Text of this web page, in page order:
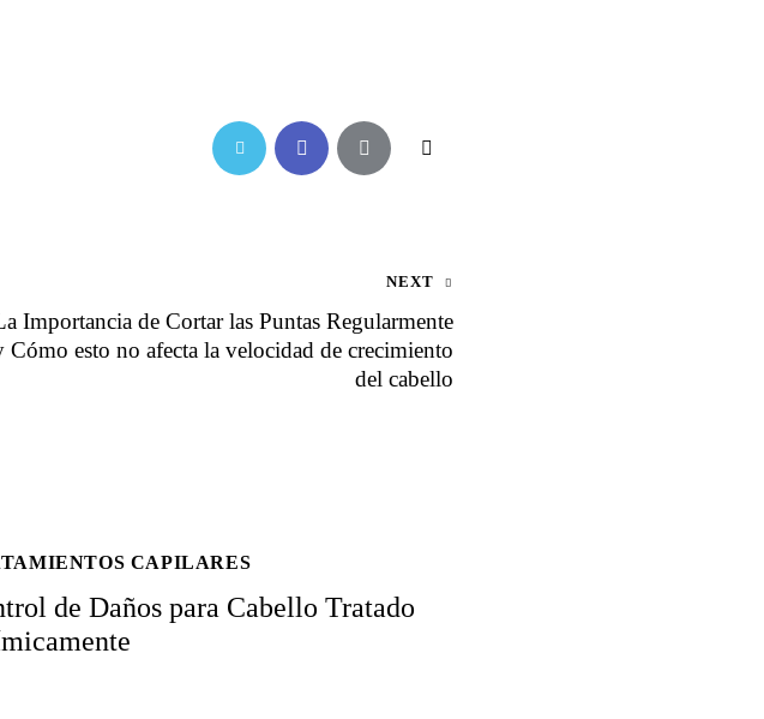
NEXT
Importancia de Cortar las Puntas Regularmente
Cómo esto no afecta la velocidad de crecimiento
del cabello
CAPILARES
de Daños para Cabello Tratado